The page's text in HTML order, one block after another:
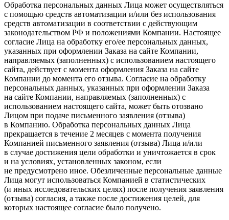
Обработка персональных данных Лица может осуществляться
с помощью средств автоматизации и/или без использования
средств автоматизации в соответствии с действующим
законодательством РФ и положениями Компании. Настоящее
согласие Лица на обработку его/ее персональных данных,
указанных при оформлении Заказа на сайте Компании,
направляемых (заполненных) с использованием настоящего
сайта, действует с момента оформления Заказа на сайте
Компании до момента его отзыва. Согласие на обработку
персональных данных, указанных при оформлении Заказа
на сайте Компании, направляемых (заполненных) с
использованием настоящего сайта, может быть отозвано
Лицом при подаче письменного заявления (отзыва)
в Компанию. Обработка персональных данных Лица
прекращается в течение 2 месяцев с момента получения
Компанией письменного заявления (отзыва) Лица и/или
в случае достижения цели обработки и уничтожается в срок
и на условиях, установленных законом, если
не предусмотрено иное. Обезличенные персональные данные
Лица могут использоваться Компанией в статистических
(и иных исследовательских целях) после получения заявления
(отзыва) согласия, а также после достижения целей, для
которых настоящее согласие было получено.